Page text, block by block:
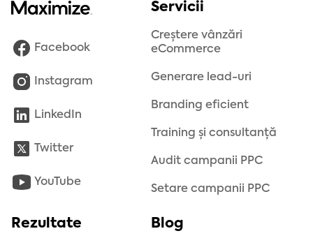
Facebook
Instagram
LinkedIn
Twitter
YouTube
Servicii
Creștere vânzări
eCommerce
Generare lead-uri
Branding eficient
Training și consultanță
Audit campanii PPC
Setare campanii PPC
Rezultate Blog